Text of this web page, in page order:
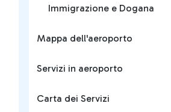
Immigrazione e Dogana
Mappa dell'aeroporto
Servizi in aeroporto
Carta dei Servizi